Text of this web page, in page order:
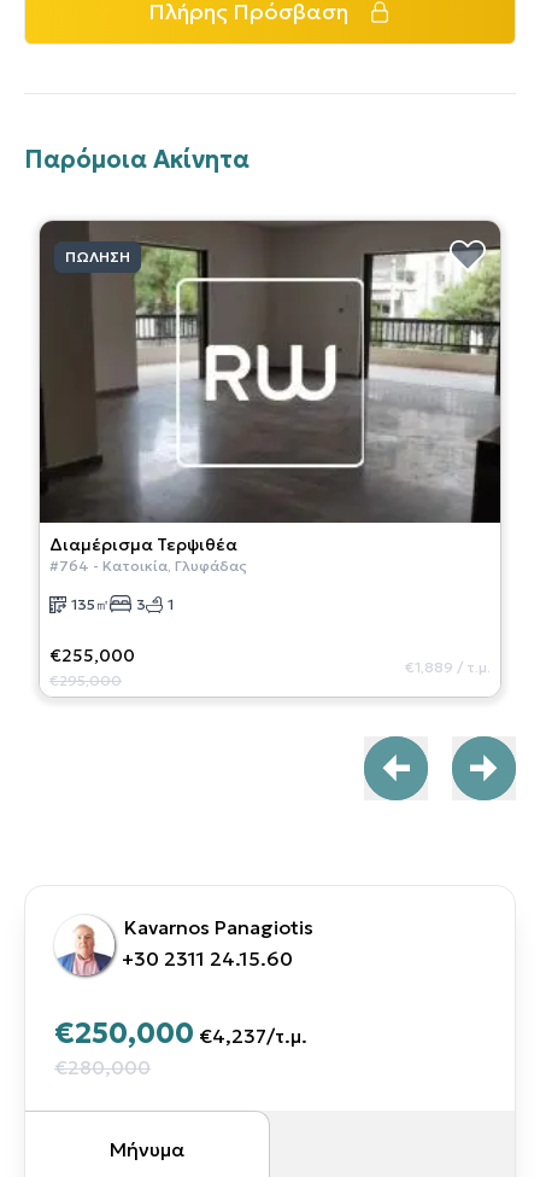
Πλήρης Πρόσβαση
Παρόμοια Ακίνητα
ΠΏΛΗΣΗ
Διαμέρισμα Τερψιθέα
#764 - Κατοικία Γλυφάδας
135 ㎡ 3 1
€255,000
€295,000
€1,889 / τ.μ.
Kavarnos Panagiotis
+30 2311 24.15.60
€250,000 €4,237/τ.μ.
€280,000
Μήνυμα